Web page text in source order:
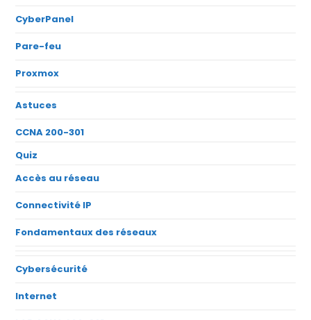
CyberPanel
Pare-feu
Proxmox
Astuces
CCNA 200-301
Quiz
Accès au réseau
Connectivité IP
Fondamentaux des réseaux
Cybersécurité
Internet